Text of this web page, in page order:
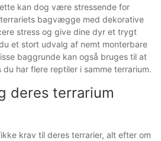
kan dog være stressende for
bagvægge med dekorative
stress og give dine dyr et trygt
et stort udvalg af nemt monterbare
baggrunde kan også bruges til at
har flere reptiler i samme terrarium.
deres terrarium
krav til deres terrarier, alt efter om